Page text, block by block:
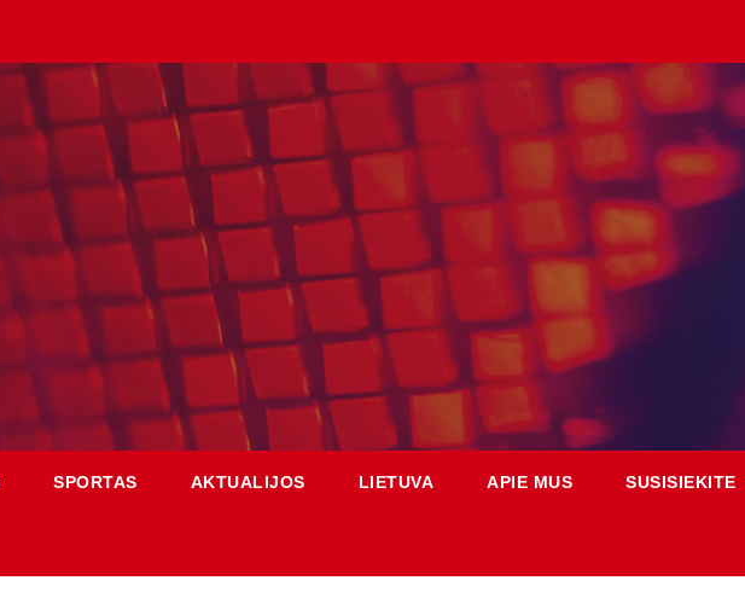
SPORTAS AKTUALIJOS LIETUVA APIE MUS SUSISIEKITE